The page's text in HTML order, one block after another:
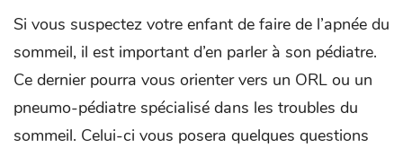
Si vous suspectez votre enfant de faire de l’apnée du
sommeil, il est important d’en parler à son pédiatre.
Ce dernier pourra vous orienter vers un ORL ou un
pneumo-pédiatre spécialisé dans les troubles du
sommeil. Celui-ci vous posera quelques questions